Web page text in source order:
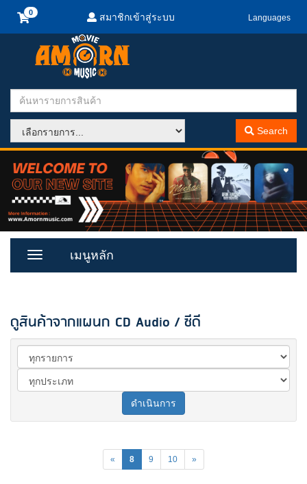
สมาชิกเข้าสู่ระบบ Languages
Search
Toggle
เมนูหลัก
ดูสินค้าจากแผนก CD Audio / ซีดี
ดำเนินการ
« 8 9 10 »